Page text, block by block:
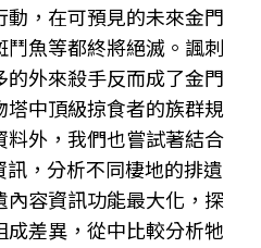
，在可預見的未來金門
魚等都終將絕滅。諷刺
外來殺手反而成了金門
塔中頂級掠食者的族群規
外，我們也嘗試著結合
，分析不同棲地的排遺
內容資訊功能最大化，探
差異，從中比較分析牠